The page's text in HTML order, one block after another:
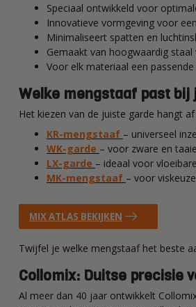
Speciaal ontwikkeld voor
Innovatieve vormgeving voor
Minimaliseert spatten en
Gemaakt van hoogwaardig staal
Voor elk materiaal een
Welke mengstaaf past bij
Het kiezen van de juiste garde hangt
KR-mengstaaf – universeel
WK-garde – voor zware en
LX-garde – ideaal voor
MK-mengstaaf – voor
MIX ATLAS BEKIJKEN
Twijfel je welke mengstaaf het beste
Collomix: Duitse precisie
Al meer dan 40 jaar ontwikkelt